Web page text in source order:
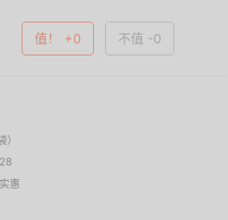
值！ +0 不值 -0
惠